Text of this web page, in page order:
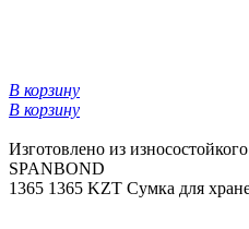
В корзину
В корзину
Изготовлено из
SPANBOND
1365 1365 KZT Сумка для